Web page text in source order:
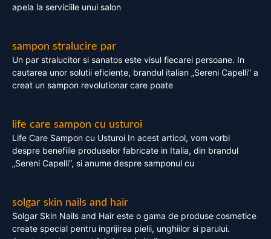
apela la serviciile unui salon
sampon stralucire par
Un par stralucitor si sanatos este visul fiecarei persoane. In
cautarea unor solutii eficiente, brandul italian „Sereni Capelli” a
creat un sampon revolutionar care poate
life care sampon cu usturoi
Life Care Sampon cu Usturoi In acest articol, vom vorbi
despre benefiile produselor fabricate in Italia, din brandul
„Sereni Capelli”, si anume despre samponul cu
solgar skin nails and hair
Solgar Skin Nails and Hair este o gama de produse cosmetice
create special pentru ingrijirea pielii, unghiilor si parului.